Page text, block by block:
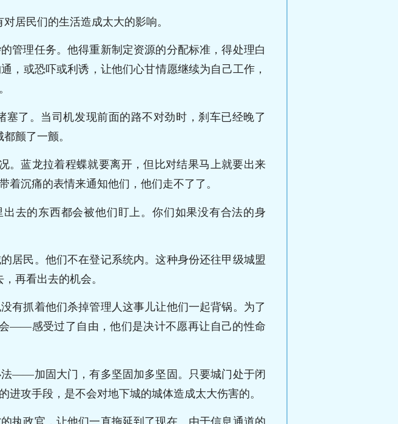
居民们的生活造成太大的影响。
管理任务。他得重新制定资源的分配标准，得处理白
，或恐吓或利诱，让他们心甘情愿继续为自己工作，
了。当司机发现前面的路不对劲时，刹车已经晚了
颤了一颤。
。蓝龙拉着程蝶就要离开，但比对结果马上就要出来
沉痛的表情来通知他们，他们走不了了。
去的东西都会被他们盯上。你们如果没有合法的身
居民。他们不在登记系统内。这种身份还往甲级城盟
再看出去的机会。
有抓着他们杀掉管理人这事儿让他们一起背锅。为了
——感受过了自由，他们是决计不愿再让自己的性命
——加固大门，有多坚固加多坚固。只要城门处于闭
攻手段，是不会对地下城的城体造成太大伤害的。